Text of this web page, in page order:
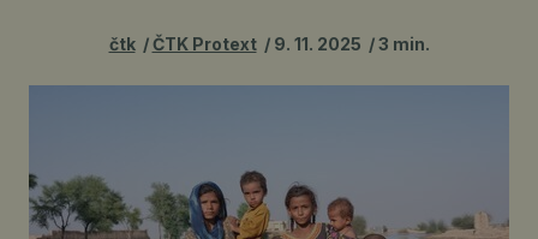
čtk ČTK Protext 9. 11. 2025 3 min.